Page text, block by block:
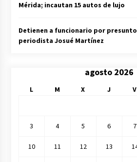
Mérida; incautan 15 autos de lujo
Detienen a funcionario por
periodista Josué Martínez
agosto 2026
L M X J V
3 4 5 6 7
10 11 12 13